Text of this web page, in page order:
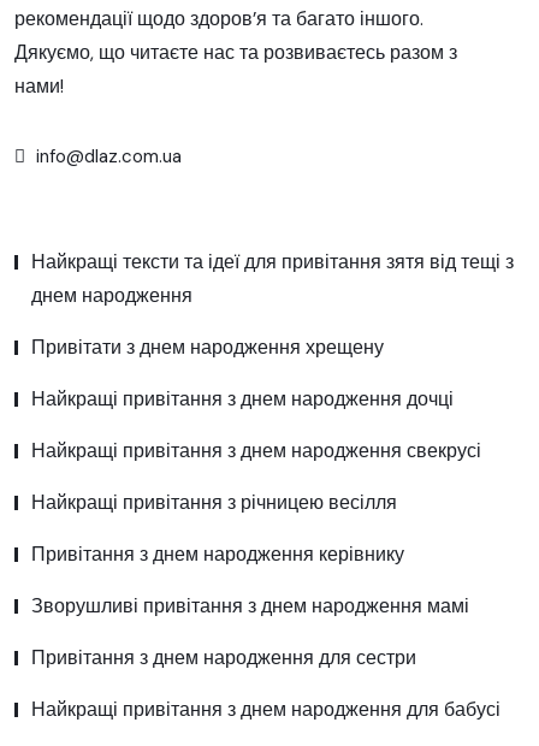
рекомендації щодо здоров’я та багато іншого.
Дякуємо, що читаєте нас та розвиваєтесь разом з
нами!
info@dlaz.com.ua
Найкращі тексти та ідеї для привітання зятя від тещі з
днем народження
Привітати з днем народження хрещену
Найкращі привітання з днем народження дочці
Найкращі привітання з днем народження свекрусі
Найкращі привітання з річницею весілля
Привітання з днем народження керівнику
Зворушливі привітання з днем народження мамі
Привітання з днем народження для сестри
Найкращі привітання з днем народження для бабусі